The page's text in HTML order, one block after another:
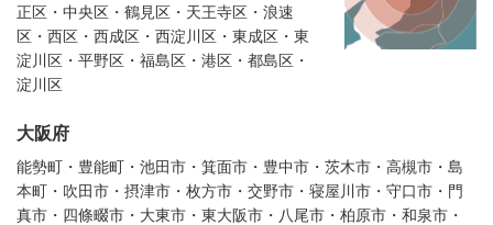
正区・中央区・鶴見区・天王寺区・浪速
区・西区・西成区・西淀川区・東成区・東
淀川区・平野区・福島区・港区・都島区・
淀川区
大阪府
能勢町・豊能町・池田市・箕面市・豊中市・茨木市・高槻市・島
本町・吹田市・摂津市・枚方市・交野市・寝屋川市・守口市・門
真市・四條畷市・大東市・東大阪市・八尾市・柏原市・和泉市・